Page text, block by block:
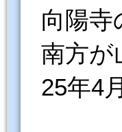
向陽寺
南方
25年4